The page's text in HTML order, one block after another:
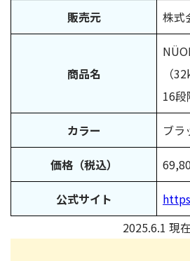
販売元
株式
商品名
（
16段
カラー ブラ
価格（税込）
公式サイト
2025.6.1 現在